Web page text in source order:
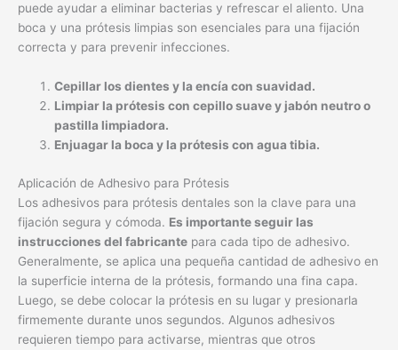
puede ayudar a eliminar bacterias y refrescar el aliento. Una
boca y una prótesis limpias son esenciales para una fijación
correcta y para prevenir infecciones.
Cepillar los dientes y la encía con suavidad.
Limpiar la prótesis con cepillo suave y jabón neutro o
pastilla limpiadora.
Enjuagar la boca y la prótesis con agua tibia.
Aplicación de Adhesivo para Prótesis
Los adhesivos para prótesis dentales son la clave para una
fijación segura y cómoda. Es importante seguir las
instrucciones del fabricante para cada tipo de adhesivo.
Generalmente, se aplica una pequeña cantidad de adhesivo en
la superficie interna de la prótesis, formando una fina capa.
Luego, se debe colocar la prótesis en su lugar y presionarla
firmemente durante unos segundos. Algunos adhesivos
requieren tiempo para activarse, mientras que otros